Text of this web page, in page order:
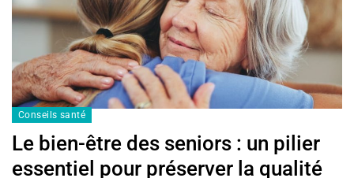
Conseils santé
Le bien-être des seniors : un pilier
essentiel pour préserver la qualité